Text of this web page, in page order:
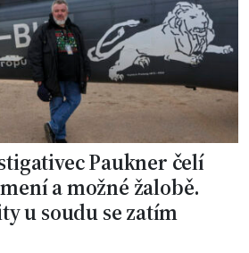
Paukner čelí
a možné žalobě.
u soudu se zatím